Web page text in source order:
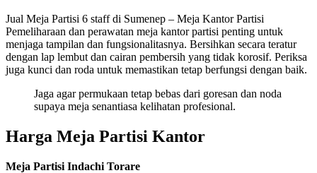
Jual Meja Partisi 6 staff di Sumenep – Meja Kantor Partisi
Pemeliharaan dan perawatan meja kantor partisi penting untuk
menjaga tampilan dan fungsionalitasnya. Bersihkan secara teratur
dengan lap lembut dan cairan pembersih yang tidak korosif. Periksa
juga kunci dan roda untuk memastikan tetap berfungsi dengan baik.
Jaga agar permukaan tetap bebas dari goresan dan noda
supaya meja senantiasa kelihatan profesional.
Harga Meja Partisi Kantor
Meja Partisi Indachi Torare